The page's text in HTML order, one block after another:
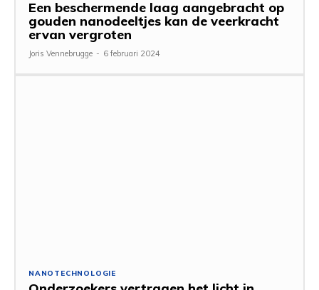
Een beschermende laag aangebracht op
gouden nanodeeltjes kan de veerkracht
ervan vergroten
Joris Vennebrugge - 6 februari 2024
NANOTECHNOLOGIE